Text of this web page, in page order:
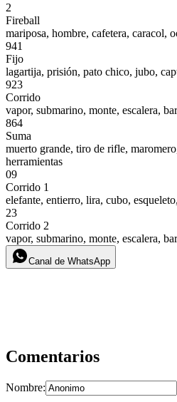
2
Fireball
mariposa, hombre, cafetera, caracol,
941
Fijo
lagartija, prisión, pato chico, jubo,
923
Corrido
vapor, submarino, monte, escalera,
864
Suma
muerto grande, tiro de rifle,
herramientas
09
Corrido 1
elefante, entierro, lira, cubo,
23
Corrido 2
vapor, submarino, monte, escalera,
Canal de WhatsApp
Comentarios
Nombre: